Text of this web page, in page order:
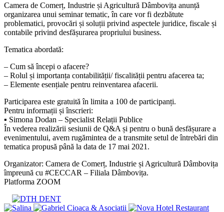
Camera de Comerț, Industrie și Agricultură Dâmbovița anunță
organizarea unui seminar tematic, în care vor fi dezbătute
problematici, provocări și soluții privind aspectele juridice, fiscale și
contabile privind desfășurarea propriului business.
Tematica abordată:
– Cum să începi o afacere?
– Rolul și importanța contabilității/ fiscalității pentru afacerea ta;
– Elemente esențiale pentru reinventarea afacerii.
Participarea este gratuită în limita a 100 de participanți.
Pentru informații și înscrieri:
▪ Simona Dodan – Specialist Relații Publice
În vederea realizării sesiunii de Q&A și pentru o bună desfășurare a
evenimentului, avem rugămintea de a transmite setul de întrebări din
tematica propusă până la data de 17 mai 2021.
Organizator: Camera de Comerț, Industrie și Agricultură Dâmbovița
împreună cu #CECCAR – Filiala Dâmbovița.
Platforma ZOOM